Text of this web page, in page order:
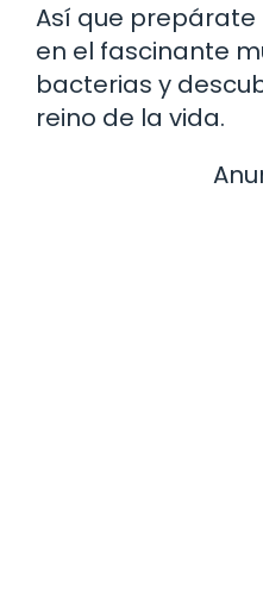
Así que
en el fascinante
bacterias y
reino de la vida.